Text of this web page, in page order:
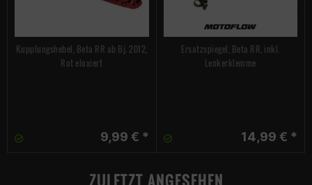
Kupplungshebel, Beta RR ab Bj. 2012,
Rot eloxiert
9,99 € *
Ersatzspiegel, Beta RR, inkl.
Lenkerklemme
14,99 € *